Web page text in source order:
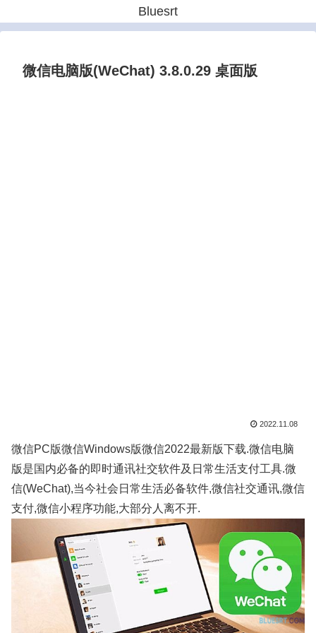
Bluesrt
微信电脑版(WeChat) 3.8.0.29 桌面版
2022.11.08
微信PC版微信Windows版微信2022最新版下载.微信电脑
版是国内必备的即时通讯社交软件及日常生活支付工具.微
信(WeChat),当今社会日常生活必备软件,微信社交通讯,微信
支付,微信小程序功能,大部分人离不开.